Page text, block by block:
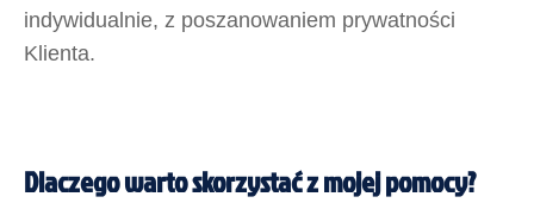
indywidualnie, z poszanowaniem prywatności
Klienta.
Dlaczego warto skorzystać z mojej pomocy?